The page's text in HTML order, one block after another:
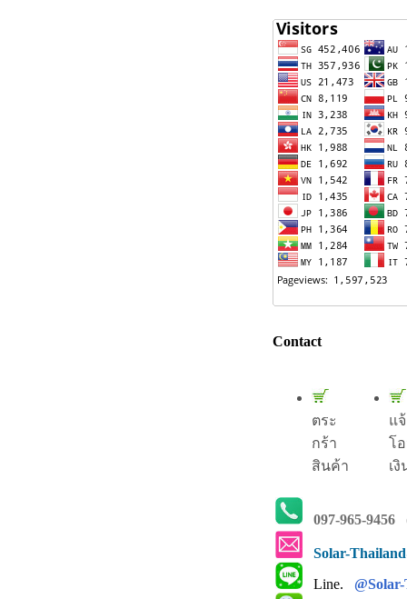
Contact
ตระ
กร้า
สินค้า
แ
โ
เงิ
097-965-9456
Solar-
Line.